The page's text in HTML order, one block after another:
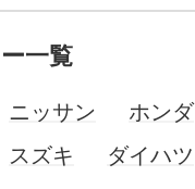
一覧
ニッサン ホンダ
スズキ ダイハツ